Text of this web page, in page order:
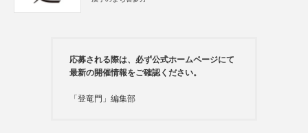
応募される際は、必ず公式ホームページにて
最新の開催情報をご確認ください。
「登竜門」編集部